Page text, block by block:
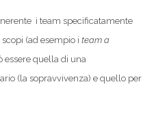
i team specificatamente
(ad esempio i team a
essere quella di una
(la sopravvivenza) e quello per